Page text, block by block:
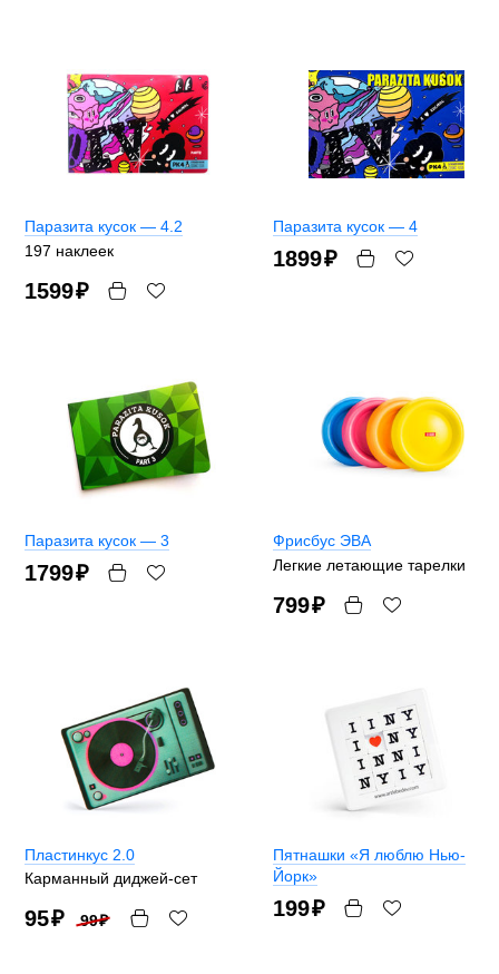
Паразита кусок — 4.2
197 наклеек
1599₽
Паразита кусок — 4
1899₽
Паразита кусок — 3
1799₽
Фрисбус ЭВА
Легкие летающие тарелки
799₽
Пластинкус 2.0
Карманный диджей-сет
95₽ 99₽
Пятнашки «Я люблю Нью-
Йорк»
199₽